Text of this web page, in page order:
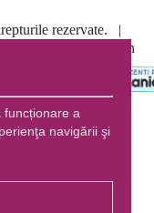
rezervate. |
by End Soft Design
funcționare a
navigării şi